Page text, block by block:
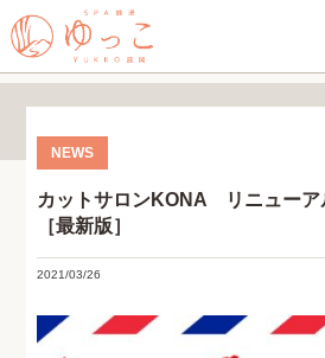
カットサロンKONA リニューア
［最新版］
2021/03/26